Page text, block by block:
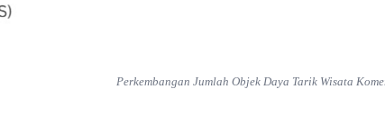
Perkembangan Jumlah Objek Daya Tarik Wisata